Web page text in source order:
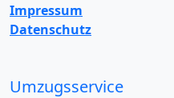
Impressum
Datenschutz
Umzugsservice